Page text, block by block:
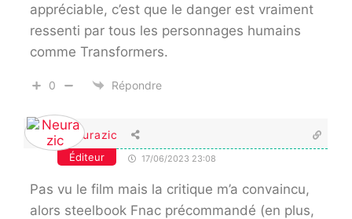
appréciable, c’est que le danger est vraiment
ressenti par tous les personnages humains
comme Transformers.
0 Répondre
Neurazic
Éditeur 17/06/2023 23:08
Pas vu le film mais la critique m’a convaincu,
alors steelbook Fnac précommandé (en plus,